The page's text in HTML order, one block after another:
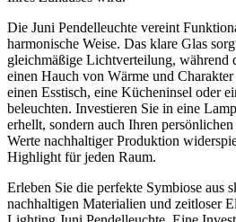
Die Juni Pendelleuchte vereint
harmonische Weise. Das klare Glas
gleichmäßige Lichtverteilung, während
einen Hauch von Wärme und
einen Esstisch, eine Kücheninsel oder
beleuchten. Investieren Sie in eine
erhellt, sondern auch Ihren
Werte nachhaltiger Produktion
Highlight für jeden Raum.
Erleben Sie die perfekte Symbiose aus
nachhaltigen Materialien und zeitloser